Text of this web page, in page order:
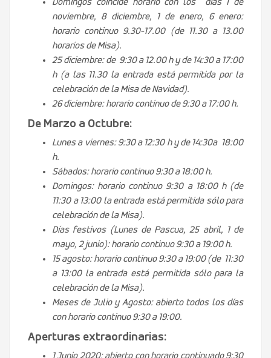
Domingos coincide horario con los días 1 de
noviembre, 8 diciembre, 1 de enero, 6 enero:
horario continuo 9.30-17.00 (de 11.30 a 13.00
horarios de Misa).
25 diciembre: de 9:30 a 12.00 h y de 14:30 a 17:00
h (a las 11.30 la entrada está permitida por la
celebración de la Misa de Navidad).
26 diciembre: horario continuo de 9:30 a 17:00 h.
De Marzo a Octubre:
Lunes a viernes: 9:30 a 12:30 h y de 14:30a 18:00
h.
Sábados: horario continuo 9:30 a 18:00 h.
Domingos: horario continuo 9:30 a 18:00 h (de
11:30 a 13:00 la entrada está permitida sólo para
celebración de la Misa).
Días festivos (Lunes de Pascua, 25 abril, 1 de
mayo, 2 junio): horario continuo 9:30 a 19:00 h.
15 agosto: horario continuo 9:30 a 19:00 (de 11:30
a 13:00 la entrada está permitida sólo para la
celebración de la Misa).
Meses de Julio y Agosto: abierto todos los días
con horario continuo 9:30 a 19:00.
Aperturas extraordinarias:
1 Junio 2020: abierto con horario continuado 9:30